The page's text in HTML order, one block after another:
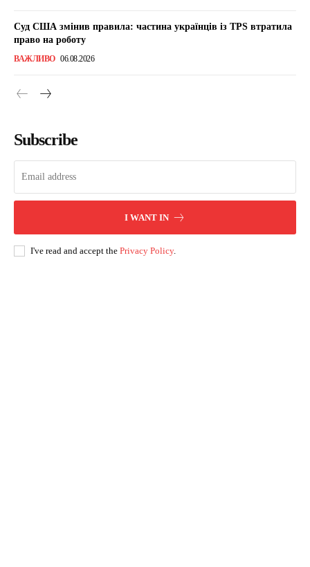
Суд США змінив правила: частина українців із TPS втратила
право на роботу
ВАЖЛИВО 06.08.2026
Subscribe
I WANT IN
I've read and accept the Privacy Policy.